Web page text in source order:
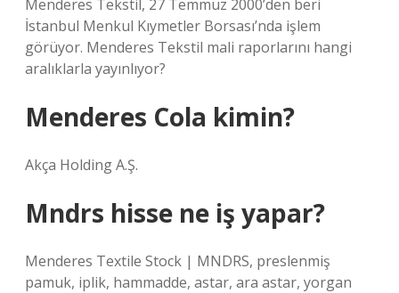
Menderes Tekstil, 27 Temmuz 2000’den beri
İstanbul Menkul Kıymetler Borsası’nda işlem
görüyor. Menderes Tekstil mali raporlarını hangi
aralıklarla yayınlıyor?
Menderes Cola kimin?
Akça Holding A.Ş.
Mndrs hisse ne iş yapar?
Menderes Textile Stock | MNDRS, preslenmiş
pamuk, iplik, hammadde, astar, ara astar, yorgan